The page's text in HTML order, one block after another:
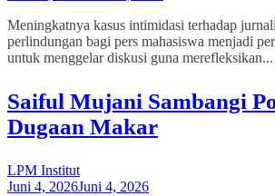
Meningkatnya kasus intimidasi terhadap
perlindungan bagi pers mahasiswa menjadi
untuk menggelar diskusi guna merefleksikan...
Saiful Mujani Sambangi
Dugaan Makar
LPM Institut
Juni 4, 2026Juni 4, 2026